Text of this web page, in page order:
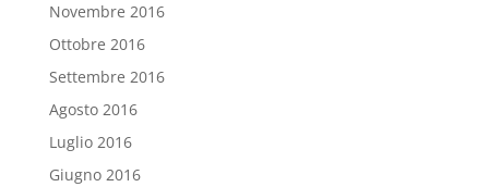
Novembre 2016
Ottobre 2016
Settembre 2016
Agosto 2016
Luglio 2016
Giugno 2016